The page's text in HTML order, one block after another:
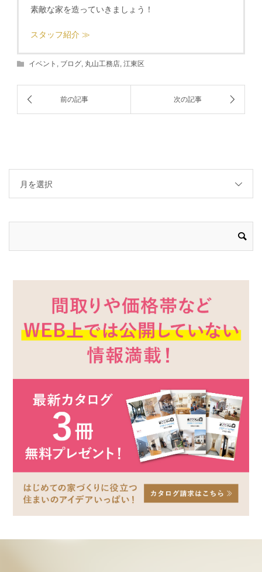
素敵な家を造っていきましょう！
スタッフ紹介 ≫
イベント , ブログ, 丸山工務店, 江東区
月を選択